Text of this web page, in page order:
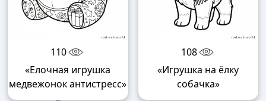
110
«Елочная игрушка
медвежонок антистресс»
108
«Игрушка на ёлку
собачка»